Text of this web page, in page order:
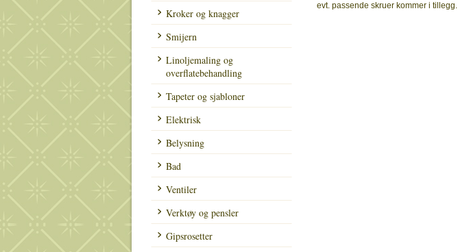
Kroker og knagger
Smijern
Linoljemaling og
overflatebehandling
Tapeter og sjabloner
Elektrisk
Belysning
Bad
Ventiler
Verktøy og pensler
Gipsrosetter
evt. passende skruer kommer i tillegg.